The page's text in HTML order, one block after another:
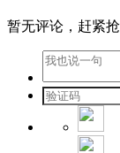
暂无评论，赶紧